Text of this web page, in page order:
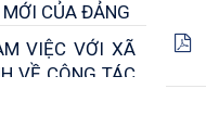
CỦA ĐẢNG
VIỆC VỚI XÃ
VỀ CÔNG TÁC